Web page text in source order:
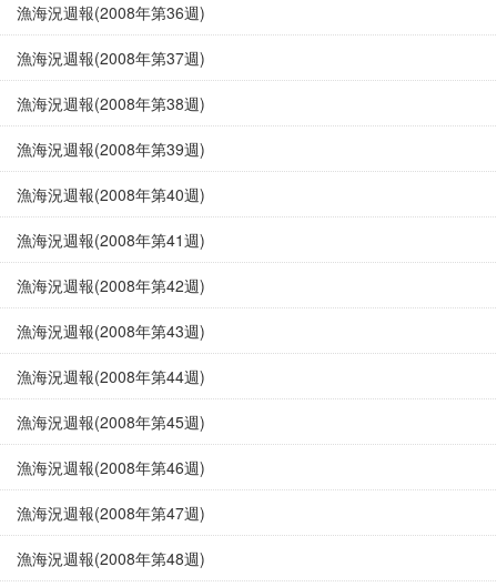
漁海況週報(2008年第36週)
漁海況週報(2008年第37週)
漁海況週報(2008年第38週)
漁海況週報(2008年第39週)
漁海況週報(2008年第40週)
漁海況週報(2008年第41週)
漁海況週報(2008年第42週)
漁海況週報(2008年第43週)
漁海況週報(2008年第44週)
漁海況週報(2008年第45週)
漁海況週報(2008年第46週)
漁海況週報(2008年第47週)
漁海況週報(2008年第48週)